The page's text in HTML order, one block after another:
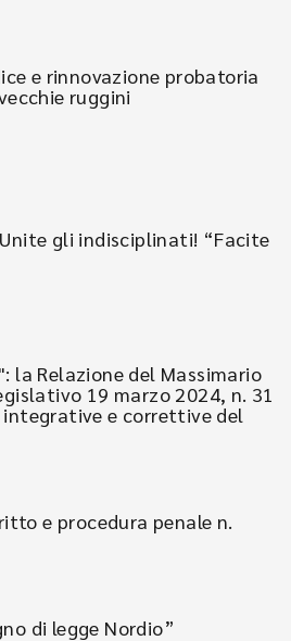
e rinnovazione probatoria
ruggini
gli indisciplinati! “Facite
la Relazione del Massimario
19 marzo 2024, n. 31
e correttive del
e procedura penale n.
di legge Nordio”